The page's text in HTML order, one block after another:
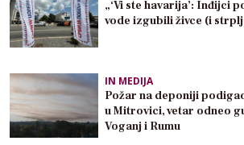
„‘Vi ste havarija’: Inđijci
vode izgubili živce (i
IN MEDIJA
Požar na deponiji
u Mitrovici, vetar odneo
Voganj i Rumu